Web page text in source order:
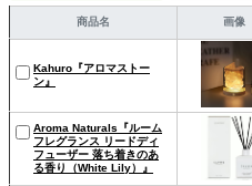
商品名 画像
Kahuro『アロマストー
ン』
Aroma Naturals『ルーム
フレグランス リードディ
フューザー 落ち着きのあ
る香り（White Lily）』